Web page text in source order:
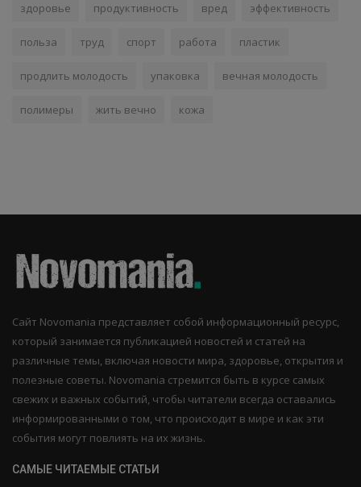
здоровье продуктивность вред эффективность
польза труд спорт работа пластик
продлить молодость упаковка вечная молодость
полимеры жить вечно кожа
Сайт Novomania представляет собой информационный ресурс,
который занимается публикацией новостей и статей на
различные темы, включая новости мира, здоровье, открытия и
полезные советы. Novomania стремится быть в курсе самых
свежих и важных событий, чтобы читатели всегда оставались
информированными о том, что происходит в мире и как эти
события могут повлиять на их жизнь.
САМЫЕ ЧИТАЕМЫЕ СТАТЬИ